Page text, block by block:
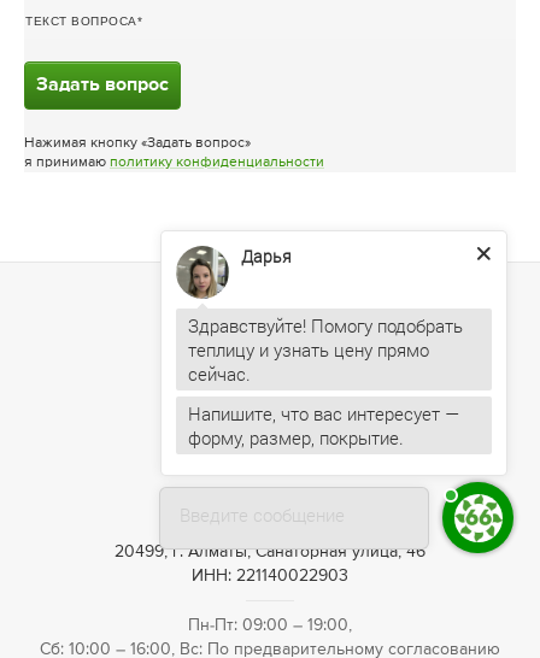
ТЕКСТ ВОПРОСА
Задать вопрос
Нажимая кнопку «Задать вопрос»
я принимаю политику конфиденциальности
20499, г. Алматы, Санаторная улица, 46
ИНН: 221140022903
Пн-Пт: 09:00 – 19:00,
Сб: 10:00 – 16:00, Вс: По предварительному согласованию
Введите сообщение
Дарья
Здравствуйте! Помогу подобрать
теплицу и узнать цену прямо
Напишите, что вас интересует —
форму, размер, покрытие.